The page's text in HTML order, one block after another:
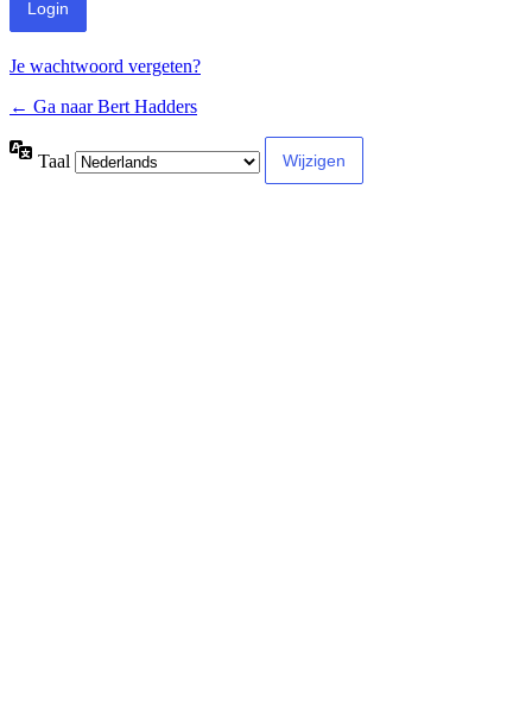
Je wachtwoord vergeten?
← Ga naar Bert Hadders
Taal